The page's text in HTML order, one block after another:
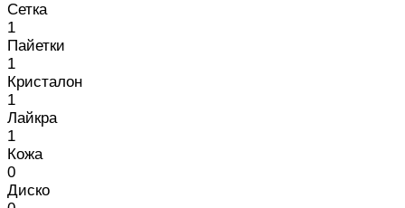
Сетка
1
Пайетки
1
Кристалон
1
Лайкра
1
Кожа
0
Диско